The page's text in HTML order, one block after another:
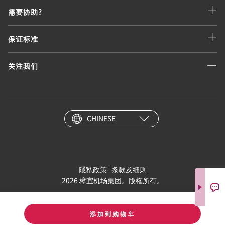
添加到购物车
需要协助?
保证标准
关注我们
CHINESE
隱私政策 条款及细则
2026 樟宜机场集团。版權所有。